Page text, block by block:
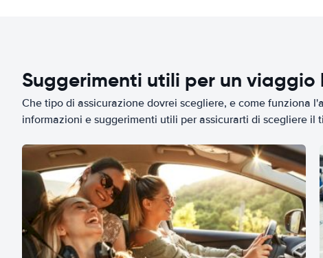
Suggerimenti utili per un viaggio
Che tipo di assicurazione dovrei scegliere, e come funziona
informazioni e suggerimenti utili per assicurarti di scegliere il